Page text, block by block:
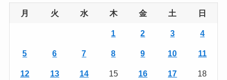
月 火 水 木 金 土 日
1 2 3 4
5 6 7 8 9 10 11
12 13 14 15 16 17 18